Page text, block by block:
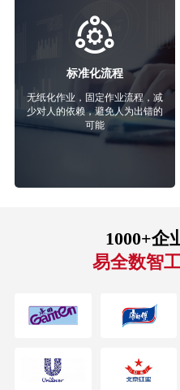
标准化流程
无纸化作业，固定作业流程，减
少对人的依赖，避免人为出错的
可能
1000+企
易全数智